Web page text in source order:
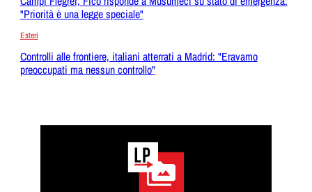
"Priorità è una legge speciale"
Esteri
Controlli alle frontiere, italiani atterrati a Madrid: "Eravamo
preoccupati ma nessun controllo"